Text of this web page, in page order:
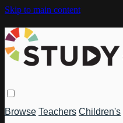
Skip to main content
Browse Teachers Children's